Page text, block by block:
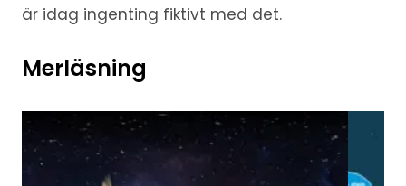
är idag ingenting fiktivt med det.
Merläsning